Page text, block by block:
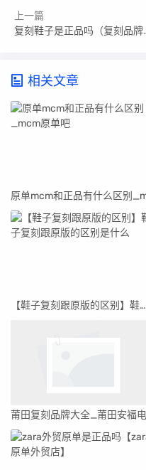
上一篇
复刻鞋子是正品吗（复刻品牌鞋）
相关文章
【鞋子复刻跟原版的区别】鞋子复刻跟原版的区别是什么